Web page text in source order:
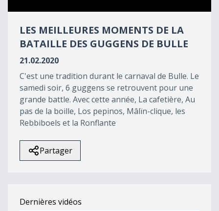
minutes,
seconds
LES MEILLEURES MOMENTS DE LA
BATAILLE DES GUGGENS DE BULLE
21.02.2020
C'est une tradition durant le carnaval de Bulle. Le
samedi soir, 6 guggens se retrouvent pour une
grande battle. Avec cette année, La cafetière, Au
pas de la boille, Los pepinos, Mâlïn-clique, les
Rebbiboels et la Ronflante
Partager
Dernières vidéos